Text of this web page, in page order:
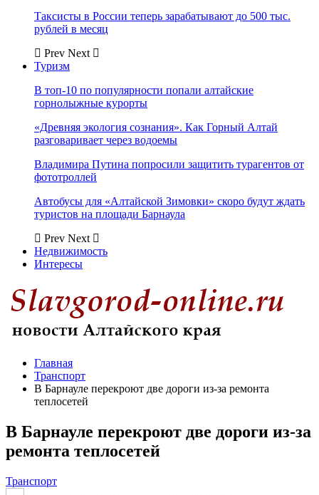
Таксисты в России теперь зарабатывают до 500 тыс.
рублей в месяц
Prev Next
Туризм
В топ-10 по популярности попали алтайские
горнолыжные курорты
«Древняя экология сознания». Как Горный Алтай
разговаривает через водоемы
Владимира Путина попросили защитить турагентов от
фототроллей
Автобусы для «Алтайской Зимовки» скоро будут ждать
туристов на площади Барнаула
Prev Next
Недвижимость
Интересы
Главная
Транспорт
В Барнауле перекроют две дороги из-за ремонта
теплосетей
В Барнауле перекроют две дороги из-за
ремонта теплосетей
Транспорт